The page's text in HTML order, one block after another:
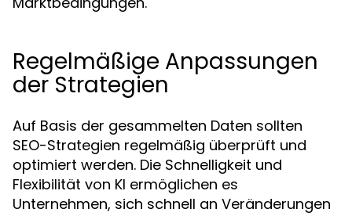
Regelmäßige Anpassungen
der Strategien
Auf Basis der gesammelten Daten sollten
SEO-Strategien regelmäßig überprüft und
optimiert werden. Die Schnelligkeit und
Flexibilität von KI ermöglichen es
Unternehmen, sich schnell an Veränderungen